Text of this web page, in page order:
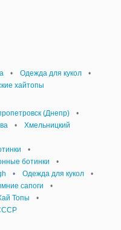
• Одежда для кукол
•
хайтопы
(Днепр)
•
• Хмельницкий
•
ботинки
•
• Одежда для кукол
•
сапоги
•
Топы
•